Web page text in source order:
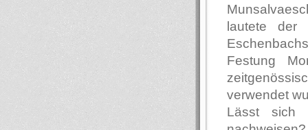
lautete der
Festung
verwendet
Lässt sich